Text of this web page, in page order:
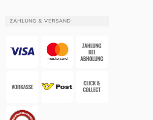
ZAHLUNG & VERSAND